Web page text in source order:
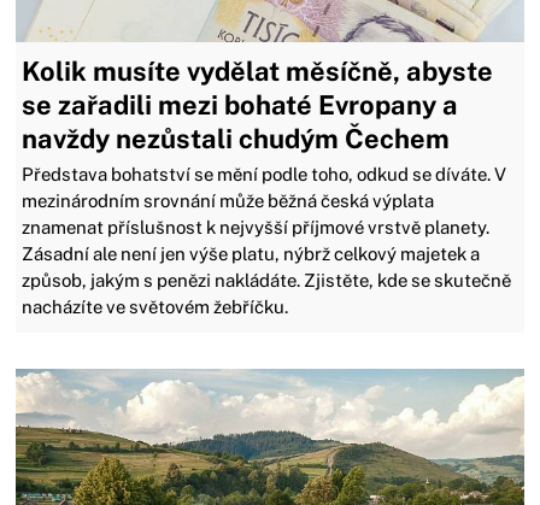
Kolik musíte vydělat měsíčně, abyste
se zařadili mezi bohaté Evropany a
navždy nezůstali chudým Čechem
Představa bohatství se mění podle toho, odkud se díváte. V
mezinárodním srovnání může běžná česká výplata
znamenat příslušnost k nejvyšší příjmové vrstvě planety.
Zásadní ale není jen výše platu, nýbrž celkový majetek a
způsob, jakým s penězi nakládáte. Zjistěte, kde se skutečně
nacházíte ve světovém žebříčku.